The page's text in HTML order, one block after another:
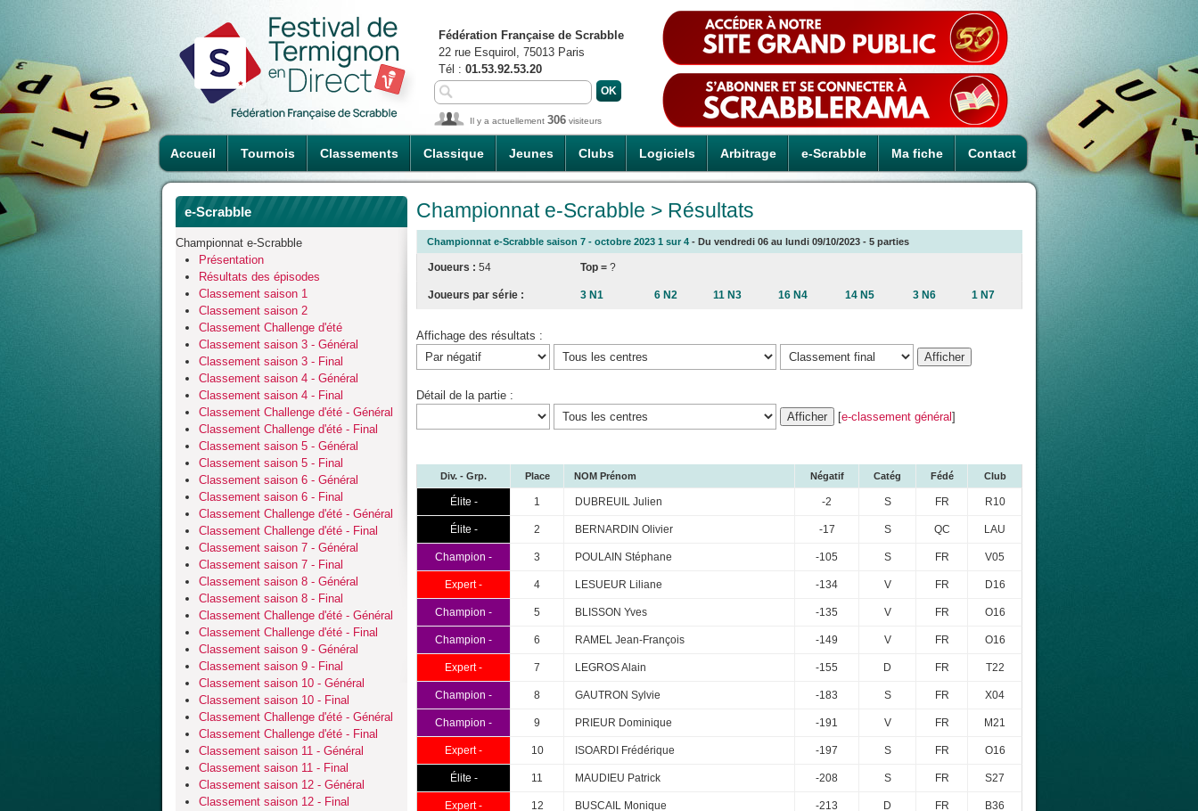
Accueil Tournois Classements Classique Jeunes Clubs Logiciels Arbitrage e-Scrabble Ma fiche Contact
Fédération Française de Scrabble
22 rue Esquirol, 75013 Paris
Tél : 01.53.92.53.20
Il y a actuellement 306 visiteurs
e-Scrabble
Championnat e-Scrabble
Présentation
Résultats des épisodes
Classement saison 1
Classement saison 2
Classement Challenge d'été
Classement saison 3 - Général
Classement saison 3 - Final
Classement saison 4 - Général
Classement saison 4 - Final
Classement Challenge d'été - Général
Classement Challenge d'été - Final
Classement saison 5 - Général
Classement saison 5 - Final
Classement saison 6 - Général
Classement saison 6 - Final
Classement Challenge d'été - Général
Classement Challenge d'été - Final
Classement saison 7 - Général
Classement saison 7 - Final
Classement saison 8 - Général
Classement saison 8 - Final
Classement Challenge d'été - Général
Classement Challenge d'été - Final
Classement saison 9 - Général
Classement saison 9 - Final
Classement saison 10 - Général
Classement saison 10 - Final
Classement Challenge d'été - Général
Classement Challenge d'été - Final
Classement saison 11 - Général
Classement saison 11 - Final
Classement saison 12 - Général
Classement saison 12 - Final
Championnat e-Scrabble > Résultats
Championnat e-Scrabble saison 7 - octobre 2023 1 sur 4 - Du vendredi 06 au lundi 09/10/2023 - 5 parties
Joueurs : 54 Top = ?
Joueurs par série : 3 N1 6 N2 11 N3 16 N4 14 N5 3 N6 1 N7
Affichage des résultats :
Détail de la partie :
[e-classement général]
Div. - Grp. Place NOM Prénom Négatif Catég Fédé Club
Élite - 1 DUBREUIL Julien -2 S FR R10
Élite - 2 BERNARDIN Olivier -17 S QC LAU
Champion - 3 POULAIN Stéphane -105 S FR V05
Expert - 4 LESUEUR Liliane -134 V FR D16
Champion - 5 BLISSON Yves -135 V FR O16
Champion - 6 RAMEL Jean-François -149 V FR O16
Expert - 7 LEGROS Alain -155 D FR T22
Champion - 8 GAUTRON Sylvie -183 S FR X04
Champion - 9 PRIEUR Dominique -191 V FR M21
Expert - 10 ISOARDI Frédérique -197 S FR O16
Élite - 11 MAUDIEU Patrick -208 S FR S27
Expert - 12 BUSCAIL Monique -213 D FR B36